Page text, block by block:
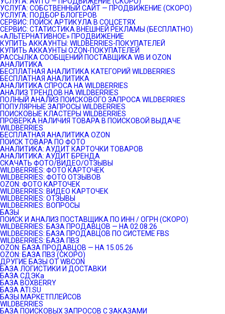
УСЛУГА: СОБСТВЕННЫЙ САЙТ — ПРОДВИЖЕНИЕ (СКОРО)
УСЛУГА: ПОДБОР БЛОГЕРОВ
СЕРВИС: ПОИСК АРТИКУЛА В СОЦСЕТЯХ
СЕРВИС: СТАТИСТИКА ВНЕШНЕЙ РЕКЛАМЫ (БЕСПЛАТНО)
«АЛЬТЕРНАТИВНОЕ» ПРОДВИЖЕНИЕ
КУПИТЬ АККАУНТЫ: WILDBERRIES-ПОКУПАТЕЛЕЙ
КУПИТЬ АККАУНТЫ OZON-ПОКУПАТЕЛЕЙ
РАССЫЛКА СООБЩЕНИЙ ПОСТАВЩИКА WB И OZON
АНАЛИТИКА
БЕСПЛАТНАЯ АНАЛИТИКА КАТЕГОРИЙ WILDBERRIES
БЕСПЛАТНАЯ АНАЛИТИКА
АНАЛИТИКА СПРОСА НА WILDBERRIES
АНАЛИЗ ТРЕНДОВ НА WILDBERRIES
ПОЛНЫЙ АНАЛИЗ ПОИСКОВОГО ЗАПРОСА WILDBERRIES
ПОПУЛЯРНЫЕ ЗАПРОСЫ WILDBERRIES
ПОИСКОВЫЕ КЛАСТЕРЫ WILDBERRIES
ПРОВЕРКА НАЛИЧИЯ ТОВАРА В ПОИСКОВОЙ ВЫДАЧЕ
WILDBERRIES
БЕСПЛАТНАЯ АНАЛИТИКА OZON
ПОИСК ТОВАРА ПО ФОТО
АНАЛИТИКА: АУДИТ КАРТОЧКИ ТОВАРОВ
АНАЛИТИКА: АУДИТ БРЕНДА
СКАЧАТЬ ФОТО/ВИДЕО/ОТЗЫВЫ
WILDBERRIES: ФОТО КАРТОЧЕК
WILDBERRIES: ФОТО ОТЗЫВОВ
OZON: ФОТО КАРТОЧЕК
WILDBERRIES: ВИДЕО КАРТОЧЕК
WILDBERRIES: ОТЗЫВЫ
WILDBERRIES: ВОПРОСЫ
БАЗЫ
ПОИСК И АНАЛИЗ ПОСТАВЩИКА ПО ИНН / ОГРН (СКОРО)
WILDBERRIES: БАЗА ПРОДАВЦОВ — НА 02.08.26
WILDBERRIES: БАЗА ПРОДАВЦОВ ПО СИСТЕМЕ FBS
WILDBERRIES: БАЗА ПВЗ
OZON: БАЗА ПРОДАВЦОВ — НА 15.05.26
OZON: БАЗА ПВЗ (СКОРО)
ДРУГИЕ БАЗЫ ОТ WBCON
БАЗА ЛОГИСТИКИ И ДОСТАВКИ
БАЗА СДЭКа
БАЗА BOXBERRY
БАЗА ATI.SU
БАЗЫ МАРКЕТПЛЕЙСОВ
WILDBERRIES
БАЗА ПОИСКОВЫХ ЗАПРОСОВ С ЗАКАЗАМИ